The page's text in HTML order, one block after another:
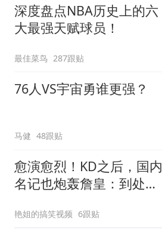
深度盘点NBA历史上的六
大最强天赋球员！
最佳菜鸟 287跟贴
76人VS宇宙勇谁更强？
马健 48跟贴
愈演愈烈！KD之后，国内
名记也炮轰詹皇：到处抱
艳姐的搞笑视频 6跟贴